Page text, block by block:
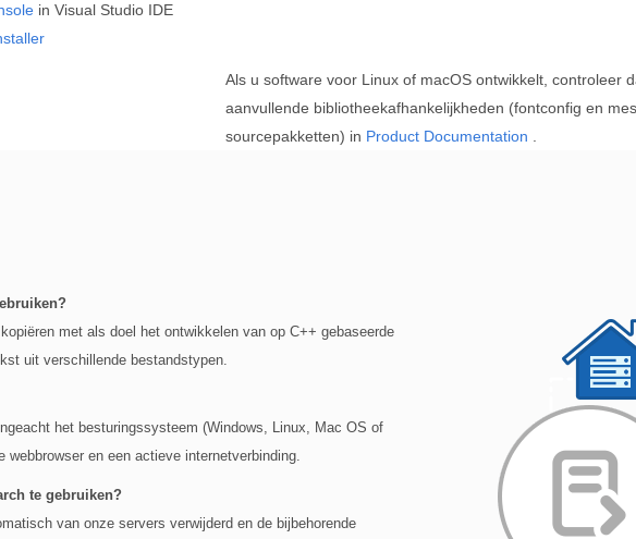
in Visual Studio IDE
Als u software voor Linux of macOS ontwikkelt, controleer
aanvullende bibliotheekafhankelijkheden (fontconfig en
sourcepakketten) in Product Documentation
met als doel het ontwikkelen van op C++ gebaseerde
uit verschillende bestandstypen.
het besturingssysteem (Windows, Linux, Mac OS of
en een actieve internetverbinding.
te gebruiken?
van onze servers verwijderd en de bijbehorende